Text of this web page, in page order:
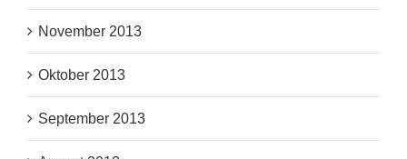
November 2013
Oktober 2013
September 2013